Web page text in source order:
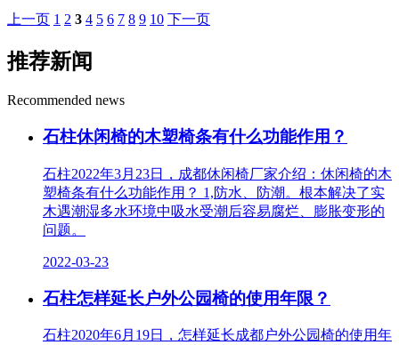
上一页 1 2 3 4 5 6 7 8 9 10 下一页
推荐新闻
Recommended news
石柱休闲椅的木塑椅条有什么功能作用？
石柱2022年3月23日，成都休闲椅厂家介绍：休闲椅的木
塑椅条有什么功能作用？ 1,防水、防潮。根本解决了实
木遇潮湿多水环境中吸水受潮后容易腐烂、膨胀变形的
问题。
2022-03-23
石柱怎样延长户外公园椅的使用年限？
石柱2020年6月19日，怎样延长成都户外公园椅的使用年